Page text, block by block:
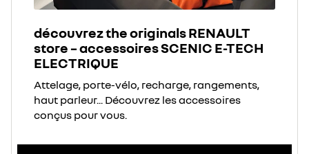
découvrez the originals RENAULT
store – accessoires SCENIC E-TECH
ELECTRIQUE
Attelage, porte-vélo, recharge, rangements,
haut parleur... Découvrez les accessoires
conçus pour vous.